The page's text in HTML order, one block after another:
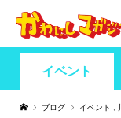
イベント
ブログ イベント